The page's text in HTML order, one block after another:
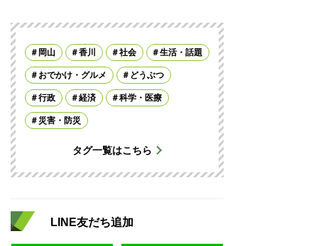
岡山 香川 社会 生活・話題
おでかけ・グルメ どうぶつ
行政 経済 科学・医療
災害・防災
タグ一覧はこちら
LINE友だち追加